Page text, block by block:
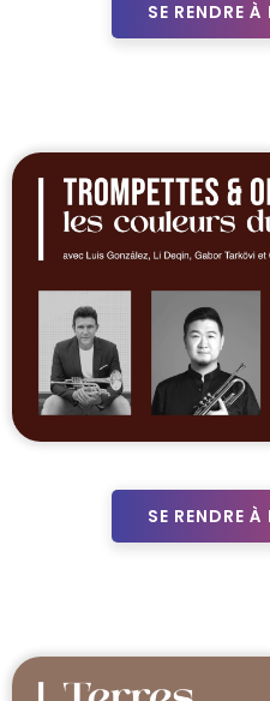
SE RENDRE
SE RENDRE